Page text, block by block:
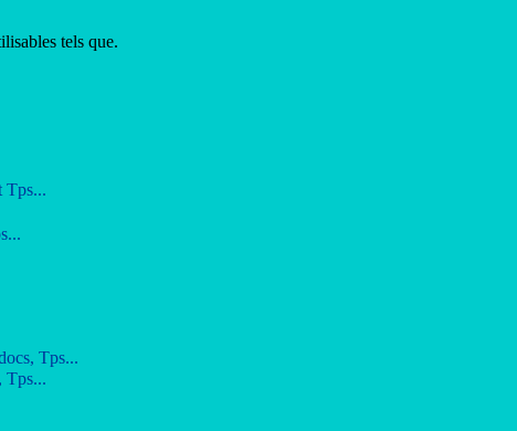
tels que.
Tps...
Tps...
Tps...